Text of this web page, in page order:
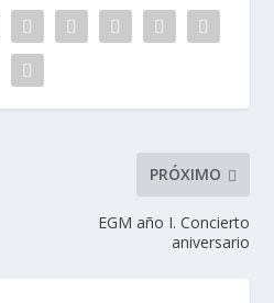
PRÓXIMO
EGM año I. Concierto
aniversario